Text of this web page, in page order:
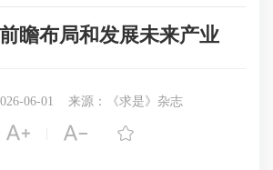
瞻布局和发展未来产业
06-01 来源：《求是》杂志
  